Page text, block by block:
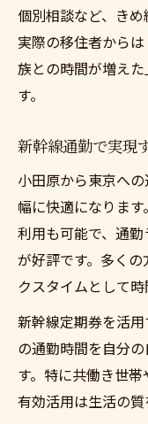
個別相談など、きめ
実際の移住者から
族との時間が増え
す。
新幹線通勤で実現
小田原から東京へ
幅に快適になりま
利用も可能で、通
が好評です。多く
クスタイムとして時
新幹線定期券を活
の通勤時間を自分
す。特に共働き世
有効活用は生活の質